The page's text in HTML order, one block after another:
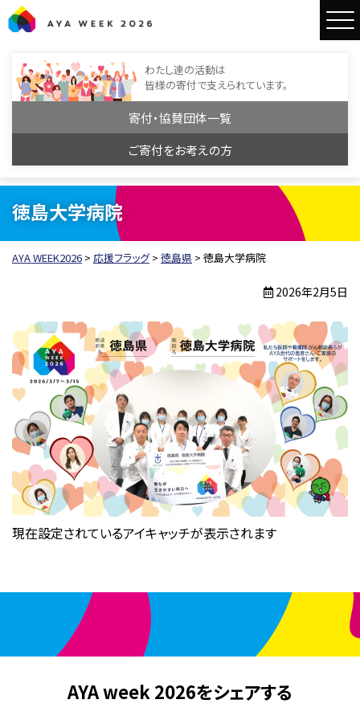
わたし達の活動は
皆様の寄付で支えられています。
寄付・協賛団体一覧
ご寄付をお考えの方
徳島大学病院
AYA WEEK2026 > 応援フラッグ> 徳島県 > 徳島大学病院
2026年2月5日
現在設定されているアイキャッチが表示されます
AYA week 2026をシェアする